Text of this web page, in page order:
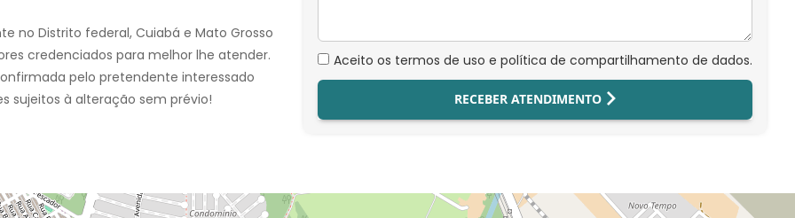
no Distrito federal, Cuiabá e Mato Grosso
credenciados para melhor lhe atender.
pelo pretendente interessado
sujeitos à alteração sem prévio!
Aceito os termos de uso e política de compartilhamento de dados.
RECEBER ATENDIMENTO